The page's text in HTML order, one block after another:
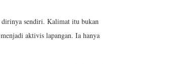
dirinya sendiri. Kalimat itu bukan
aktivis lapangan. Ia hanya